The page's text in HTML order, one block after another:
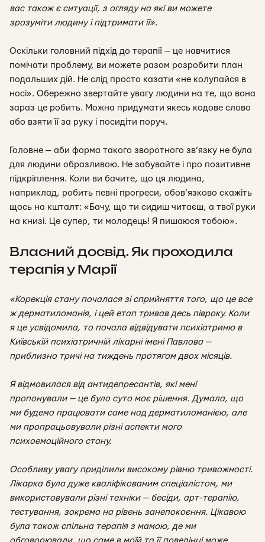
вас також є ситуації, з огляду на які ви можете
зрозуміти людину і підтримати її».
Оскільки головний підхід до терапії — це навчитися
помічати проблему, ви можете разом розробити план
подальших дій. Не слід просто казати «не колупайся в
носі». Обережно звертайте увагу людини на те, що вона
зараз це робить. Можна придумати якесь кодове слово
або взяти її за руку і посидіти поруч.
Головне — аби форма такого зворотного зв’язку не була
для людини образливою. Не забувайте і про позитивне
підкріплення. Коли ви бачите, що ця людина,
наприклад, робить певні прогреси, обов’язково скажіть
щось на кшталт: «Бачу, що ти сидиш читаєш, а твої руки
на книзі. Це супер, ти молодець! Я пишаюся тобою».
Власний досвід. Як проходила
терапія у Марії
«Корекція стану почалася зі сприйняття того, що це все
ж дерматиломанія, і цей етап тривав десь півроку. Коли
я це усвідомила, то почала відвідувати психіатриню в
Київській психіатричній лікарні імені Павлова —
приблизно тричі на тиждень протягом двох місяців.
Я відмовилася від антидепресантів, які мені
пропонували — це було суто моє рішення. Думала, що
ми будемо працювати саме над дерматиломанією, але
ми пропрацьовували різні аспекти мого
психоемоційного стану.
Особливу увагу приділили високому рівню тривожності.
Лікарка була дуже кваліфікованим спеціалістом, ми
використовували різні техніки — бесіди, арт-терапію,
тестування, зокрема на рівень занепокоєння. Цікавою
була також спільна терапія з мамою, де ми